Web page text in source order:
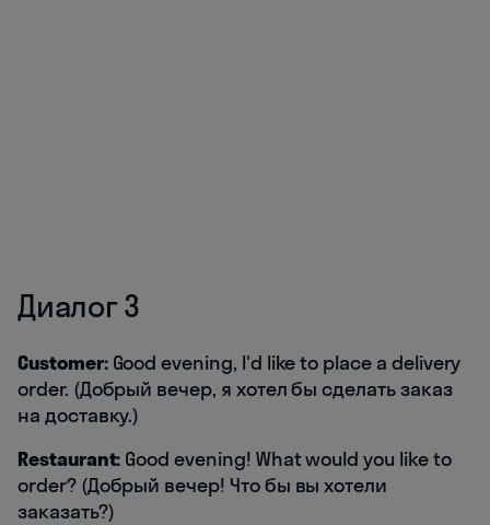
Диалог 3
Customer:Good evening, I'd like to place a delivery
order. (Добрый вечер, я хотел бы сделать заказ
на доставку.)
Restaurant: Good evening! What would you like to
order? (Добрый вечер! Что бы вы хотели
заказать?)